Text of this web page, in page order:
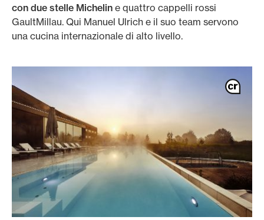
con due stelle Michelin e quattro cappelli rossi
GaultMillau. Qui Manuel Ulrich e il suo team servono
una cucina internazionale di alto livello.